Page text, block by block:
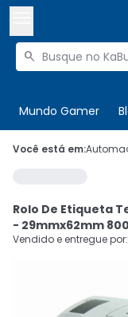
Buscar produtos

Mundo Gamer
 Olá. Acesse
Cupons
Você está em:
Rolo De Etiqueta
- 29mmx62mm
Vendido e entregue por: